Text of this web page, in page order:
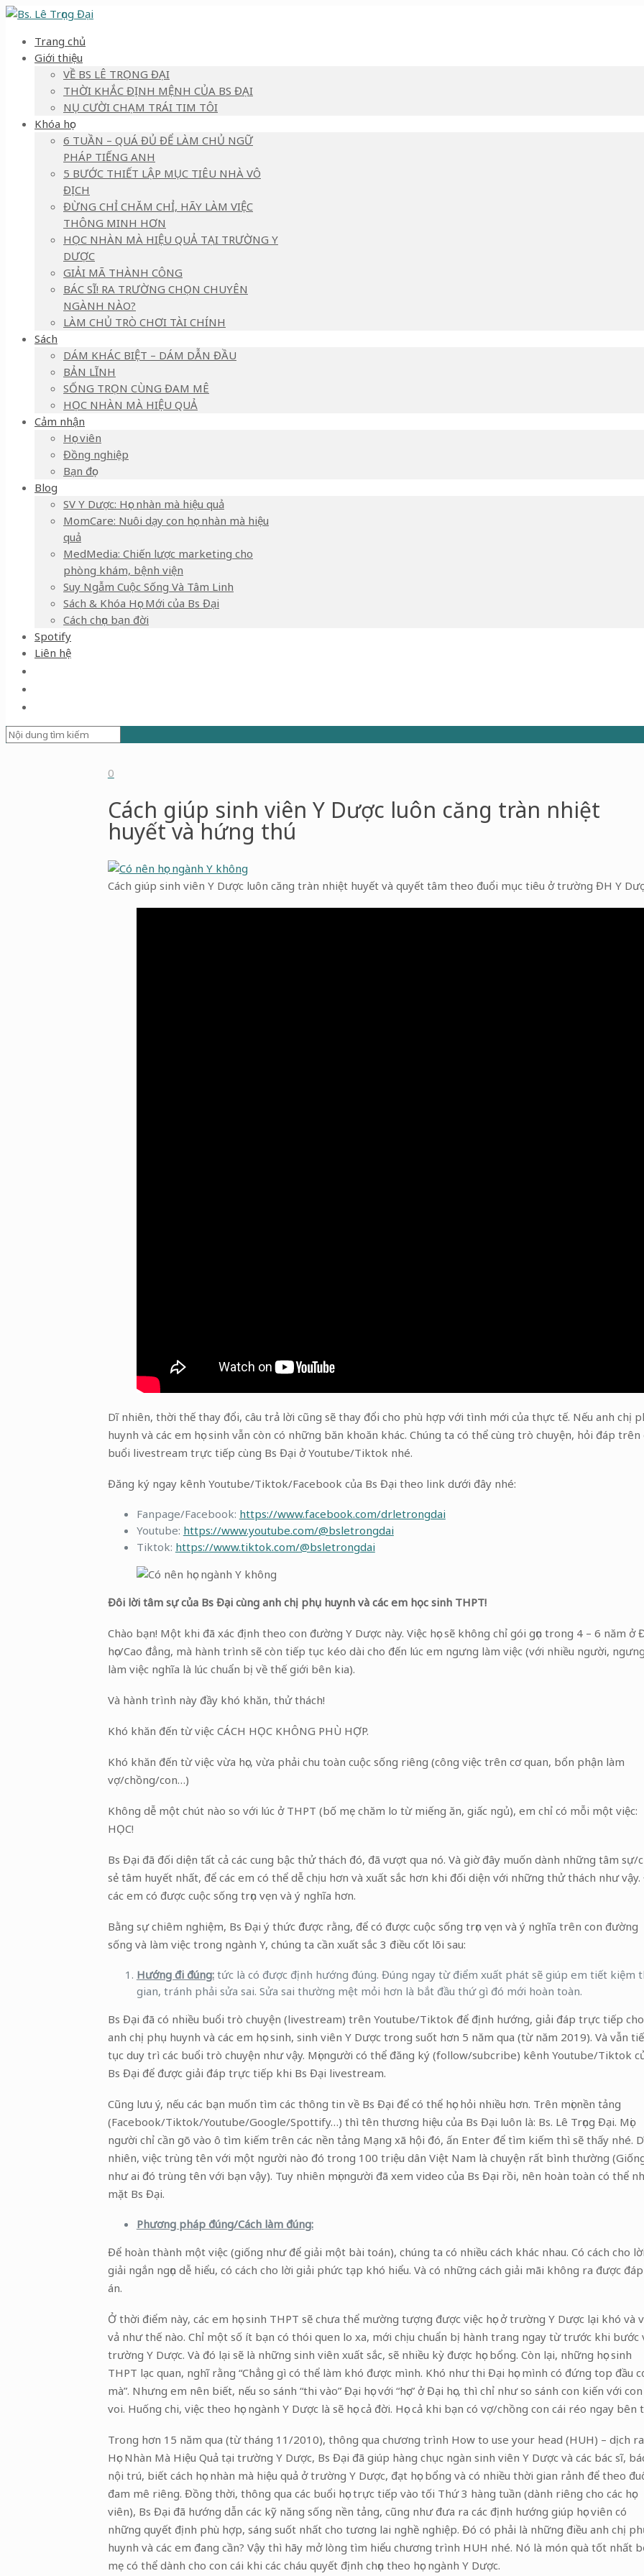
Trang chủ
Giới thiệu
VỀ BS LÊ TRỌNG ĐẠI
THỜI KHẮC ĐỊNH MỆNH CỦA BS ĐẠI
NỤ CƯỜI CHẠM TRÁI TIM TÔI
Khóa học
6 TUẦN – QUÁ ĐỦ ĐỂ LÀM CHỦ NGỮ
PHÁP TIẾNG ANH
5 BƯỚC THIẾT LẬP MỤC TIÊU NHÀ VÔ
ĐỊCH
ĐỪNG CHỈ CHĂM CHỈ, HÃY LÀM VIỆC
THÔNG MINH HƠN
HỌC NHÀN MÀ HIỆU QUẢ TẠI TRƯỜNG Y
DƯỢC
GIẢI MÃ THÀNH CÔNG
BÁC SĨ! RA TRƯỜNG CHỌN CHUYÊN
NGÀNH NÀO?
LÀM CHỦ TRÒ CHƠI TÀI CHÍNH
Sách
DÁM KHÁC BIỆT – DÁM DẪN ĐẦU
BẢN LĨNH
SỐNG TRỌN CÙNG ĐAM MÊ
HỌC NHÀN MÀ HIỆU QUẢ
Cảm nhận
Học viên
Đồng nghiệp
Bạn đọc
Blog
SV Y Dược: Học nhàn mà hiệu quả
MomCare: Nuôi dạy con học nhàn mà hiệu
quả
MedMedia: Chiến lược marketing cho
phòng khám, bệnh viện
Suy Ngẫm Cuộc Sống Và Tâm Linh
Sách & Khóa Học Mới của Bs Đại
Cách chọn bạn đời
Spotify
Liên hệ
0
Cách giúp sinh viên Y Dược luôn căng tràn nhiệt
huyết và hứng thú
Cách giúp sinh viên Y Dược luôn căng tràn nhiệt huyết và quyết tâm theo đuổi mục tiêu ở trường ĐH Y
Dĩ nhiên, thời thế thay đổi, câu trả lời cũng sẽ thay đổi cho phù hợp với tình mới của thực tế. Nếu anh chị
huynh và các em học sinh vẫn còn có những băn khoăn khác. Chúng ta có thể cùng trò chuyện, hỏi đáp trên
buổi livestream trực tiếp cùng Bs Đại ở Youtube/Tiktok nhé.
Đăng ký ngay kênh Youtube/Tiktok/Facebook của Bs Đại theo link dưới đây nhé:
Fanpage/Facebook: https://www.facebook.com/drletrongdai
Youtube: https://www.youtube.com/@bsletrongdai
Tiktok: https://www.tiktok.com/@bsletrongdai
Đôi lời tâm sự của Bs Đại cùng anh chị phụ huynh và các em học sinh THPT!
Chào bạn! Một khi đã xác định theo con đường Y Dược này. Việc học sẽ không chỉ gói gọn trong 4 – 6 năm ở
học/Cao đẳng, mà hành trình sẽ còn tiếp tục kéo dài cho đến lúc em ngưng làm việc (với nhiều người,
làm việc nghĩa là lúc chuẩn bị về thế giới bên kia).
Và hành trình này đầy khó khăn, thử thách!
Khó khăn đến từ việc CÁCH HỌC KHÔNG PHÙ HỢP.
Khó khăn đến từ việc vừa học, vừa phải chu toàn cuộc sống riêng (công việc trên cơ quan, bổn phận làm
vợ/chồng/con…)
Không dễ một chút nào so với lúc ở THPT (bố mẹ chăm lo từ miếng ăn, giấc ngủ), em chỉ có mỗi một việc:
HỌC!
Bs Đại đã đối diện tất cả các cung bậc thử thách đó, đã vượt qua nó. Và giờ đây muốn dành những tâm sự/
sẻ tâm huyết nhất, để các em có thể dễ chịu hơn và xuất sắc hơn khi đối diện với những thử thách như vậy.
các em có được cuộc sống trọn vẹn và ý nghĩa hơn.
Bằng sự chiêm nghiệm, Bs Đại ý thức được rằng, để có được cuộc sống trọn vẹn và ý nghĩa trên con đường
sống và làm việc trong ngành Y, chúng ta cần xuất sắc 3 điều cốt lõi sau:
Hướng đi đúng:tức là có được định hướng đúng. Đúng ngay từ điểm xuất phát sẽ giúp em tiết kiệm
gian, tránh phải sửa sai. Sửa sai thường mệt mỏi hơn là bắt đầu thứ gì đó mới hoàn toàn.
Bs Đại đã có nhiều buổi trò chuyện (livestream) trên Youtube/Tiktok để định hướng, giải đáp trực tiếp cho
anh chị phụ huynh và các em học sinh, sinh viên Y Dược trong suốt hơn 5 năm qua (từ năm 2019). Và vẫn
tục duy trì các buổi trò chuyện như vậy. Mọi người có thể đăng ký (follow/subcribe) kênh Youtube/Tiktok
Bs Đại để được giải đáp trực tiếp khi Bs Đại livestream.
Cũng lưu ý, nếu các bạn muốn tìm các thông tin về Bs Đại để có thể học hỏi nhiều hơn. Trên mọi nền tảng
(Facebook/Tiktok/Youtube/Google/Spottify…) thì tên thương hiệu của Bs Đại luôn là: Bs. Lê Trọng Đại. Mọi
người chỉ cần gõ vào ô tìm kiếm trên các nền tảng Mạng xã hội đó, ấn Enter để tìm kiếm thì sẽ thấy nhé.
nhiên, việc trùng tên với một người nào đó trong 100 triệu dân Việt Nam là chuyện rất bình thường
như ai đó trùng tên với bạn vậy). Tuy nhiên mọi người đã xem video của Bs Đại rồi, nên hoàn toàn có thể
mặt Bs Đại.
Phương pháp đúng/Cách làm đúng:
Để hoàn thành một việc (giống như để giải một bài toán), chúng ta có nhiều cách khác nhau. Có cách cho
giải ngắn ngọn dễ hiểu, có cách cho lời giải phức tạp khó hiểu. Và có những cách giải mãi không ra được đáp
án.
Ở thời điểm này, các em học sinh THPT sẽ chưa thể mường tượng được việc học ở trường Y Dược lại khó và
vả như thế nào. Chỉ một số ít bạn có thói quen lo xa, mới chịu chuẩn bị hành trang ngay từ trước khi bước
trường Y Dược. Và đó lại sẽ là những sinh viên xuất sắc, sẽ nhiều kỳ được học bổng. Còn lại, những học sinh
THPT lạc quan, nghĩ rằng “Chẳng gì có thể làm khó được mình. Khó như thi Đại học mình có đứng top đầu
mà”. Nhưng em nên biết, nếu so sánh “thi vào” Đại học với “học” ở Đại học, thì chỉ như so sánh con kiến với con
voi. Huống chi, việc theo học ngành Y Dược là sẽ học cả đời. Học cả khi bạn có vợ/chồng con cái réo ngay bên
Trong hơn 15 năm qua (từ tháng 11/2010), thông qua chương trình How to use your head (HUH) – dịch
Học Nhàn Mà Hiệu Quả tại trường Y Dược, Bs Đại đã giúp hàng chục ngàn sinh viên Y Dược và các bác sĩ,
nội trú, biết cách học nhàn mà hiệu quả ở trường Y Dược, đạt học bổng và có nhiều thời gian rảnh để theo
đam mê riêng. Đồng thời, thông qua các buổi học trực tiếp vào tối Thứ 3 hàng tuần (dành riêng cho các học
viên), Bs Đại đã hướng dẫn các kỹ năng sống nền tảng, cũng như đưa ra các định hướng giúp học viên có
những quyết định phù hợp, sáng suốt nhất cho tương lai nghề nghiệp. Đó có phải là những điều anh chị
huynh và các em đang cần? Vậy thì hãy mở lòng tìm hiểu chương trình HUH nhé. Nó là món quà tốt nhất
mẹ có thể dành cho con cái khi các cháu quyết định chọn theo học ngành Y Dược.